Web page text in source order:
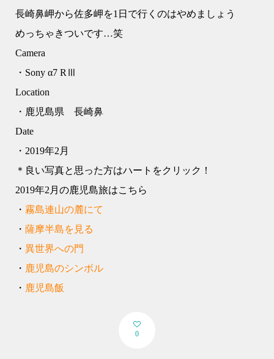
長崎鼻岬から佐多岬を1日で行くのはやめましょう
めっちゃきついです…笑
Camera
・Sony α7 RⅢ
Location
・鹿児島県 長崎鼻
Date
・2019年2月
＊良い写真と思った方はハートをクリック！
2019年2月の鹿児島旅はこちら
・ 霧島連山の麓にて
・ 薩摩半島を見る
・ 異世界への門
・ 鹿児島のシンボル
・ 鹿児島飯
0